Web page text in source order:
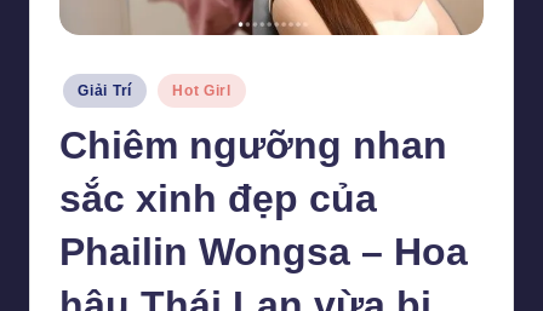
Posted
in
Giải Trí Hot Girl
Chiêm ngưỡng nhan
sắc xinh đẹp của
Phailin Wongsa – Hoa